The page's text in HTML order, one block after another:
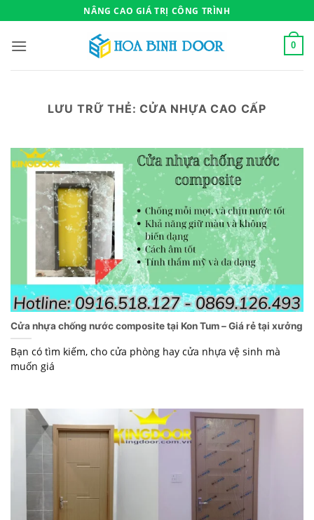
qua
nội
NÂNG CAO GIÁ TRỊ CÔNG TRÌNH
0
LƯU TRỮ THẺ:CỬA NHỰA CAO CẤP
Cửa nhựa chống nước composite tại Kon Tum – Giá rẻ tại xưởng
Bạn có tìm kiếm, cho cửa phòng hay cửa nhựa vệ sinh mà
muốn giá